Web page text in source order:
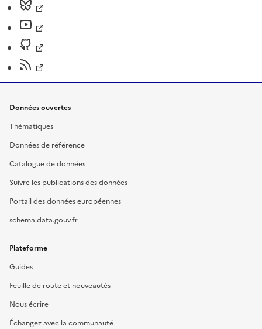
Données ouvertes
Thématiques
Données de référence
Catalogue de données
Suivre les publications des données
Portail des données européennes
schema.data.gouv.fr
Plateforme
Guides
Feuille de route et nouveautés
Nous écrire
Échangez avec la communauté